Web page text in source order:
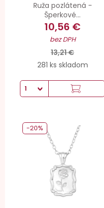
Ruža pozlátená -
Šperkové...
10,56 €
bez DPH
13,21 €
281 ks skladom
-20%